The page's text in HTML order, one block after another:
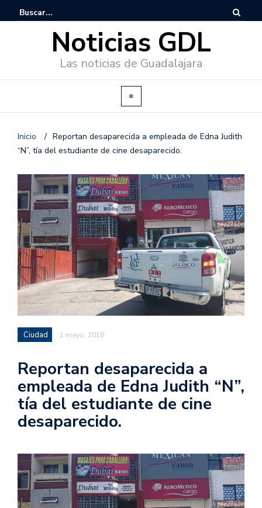
Noticias GDL
Las noticias de Guadalajara
Inicio / Reportan desaparecida a empleada de Edna Judith
“N”, tía del estudiante de cine desaparecido.
Ciudad 1 mayo, 2018
Reportan desaparecida a
empleada de Edna Judith “N”,
tía del estudiante de cine
desaparecido.